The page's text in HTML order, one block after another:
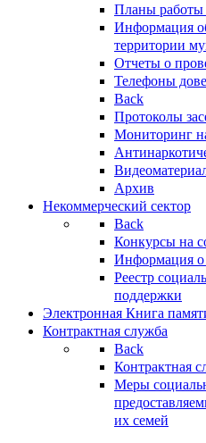
Планы работы
Информация
территории
Отчеты о
Телефоны
Back
Протоколы
Мониторинг
Архив
Некоммерческий сектор
Back
Конкурсы на
Информация о
Реестр
поддержки
Электронная Книга
Контрактная служба
Back
Контрактная
Меры
их семей